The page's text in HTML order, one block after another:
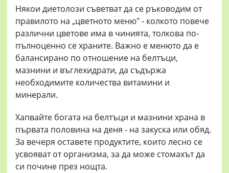
Някои диетолози съветват да се ръководим от
правилото на „цветното меню" - колкото повече
различни цветове има в чинията, толкова по-
пълноценно се храните. Важно е менюто да е
балансирано по отношение на белтъци,
мазнини и въглехидрати, да съдържа
необходимите количества витамини и
минерали.
Хапвайте богата на белтъци и мазнини храна в
първата половина на деня - на закуска или обяд.
За вечеря оставете продуктите, които лесно се
усвояват от организма, за да може стомахът да
си почине през нощта.